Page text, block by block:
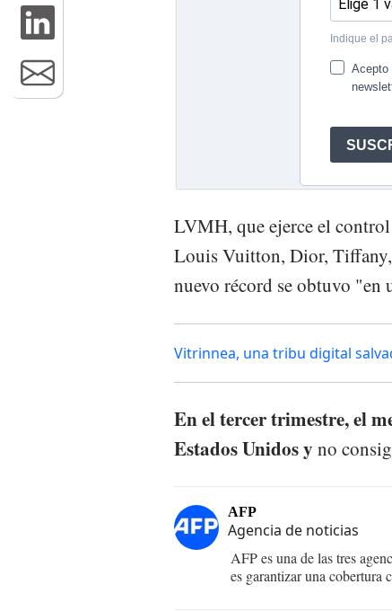
LVMH, que ejerce el
Louis Vuitton, Dior,
nuevo récord se obtuvo
Vitrinnea, una tribu digital
En el tercer trimestre, el
Estados Unidos y no
AFP
Agencia de noticias
AFP es una de las tres
es garantizar una cobertura